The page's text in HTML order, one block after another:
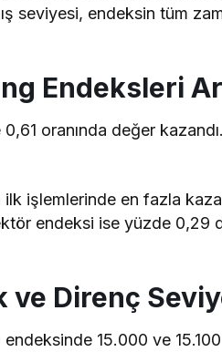
seviyesi, endeksin tüm
Endeksleri
0,61 oranında değer
işlemlerinde en fazla
endeksi ise yüzde 0,29
ve Direnç
15.000 ve